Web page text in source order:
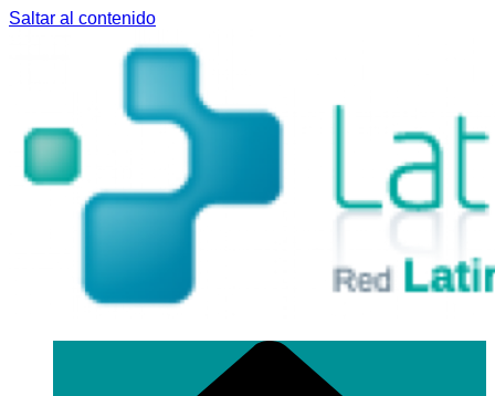
Saltar al contenido